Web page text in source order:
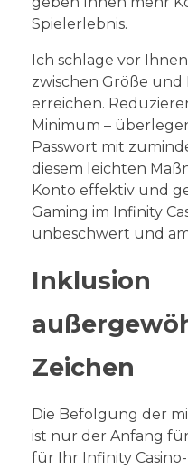
Spielerlebnis.
Ich schlage vor
zwischen Größe und
erreichen.
Minimum –
Passwort mit
diesem leichten
Konto effektiv und
Gaming im Infinity
unbeschwert und
Inklusion
Zeichen
Die Befolgung der
ist nur der Anfang
für Ihr Infinity